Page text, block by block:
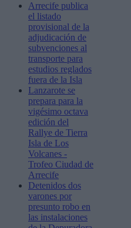
Arrecife publica
el listado
provisional de la
adjudicación de
subvenciones al
transporte para
estudios reglados
fuera de la Isla
Lanzarote se
prepara para la
vigésimo octava
edición del
Rallye de Tierra
Isla de Los
Volcanes -
Trofeo Ciudad de
Arrecife
Detenidos dos
varones por
presunto robo en
las instalaciones